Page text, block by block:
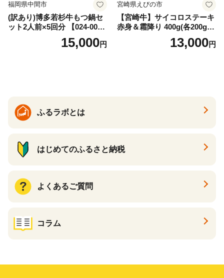
福岡県中間市
(訳あり)博多若杉牛もつ鍋セ
ット2人前×5回分 【024-002
15,000円
宮崎県えびの市
【宮崎牛】サイコロステーキ
赤身＆霜降り 400g(各200g×
１P 計2P) 真空パック 冷凍
13,000円
ふるラボとは
はじめてのふるさと納税
よくあるご質問
コラム